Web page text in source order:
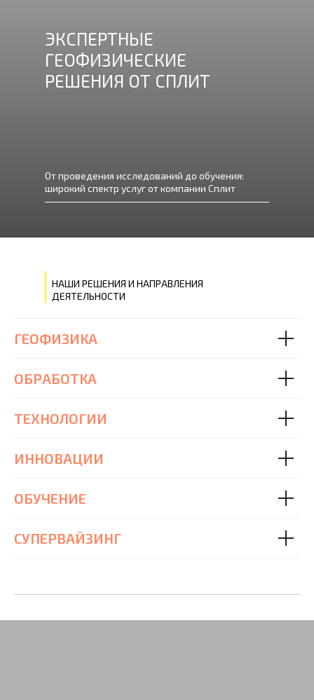
ЭКСПЕРТНЫЕ
ГЕОФИЗИЧЕСКИЕ
РЕШЕНИЯ ОТ СПЛИТ
От проведения исследований до обучения:
широкий спектр услуг от компании Сплит
НАШИ РЕШЕНИЯ И НАПРАВЛЕНИЯ
ДЕЯТЕЛЬНОСТИ
ГЕОФИЗИКА
ОБРАБОТКА
ТЕХНОЛОГИИ
ИННОВАЦИИ
ОБУЧЕНИЕ
СУПЕРВАЙЗИНГ